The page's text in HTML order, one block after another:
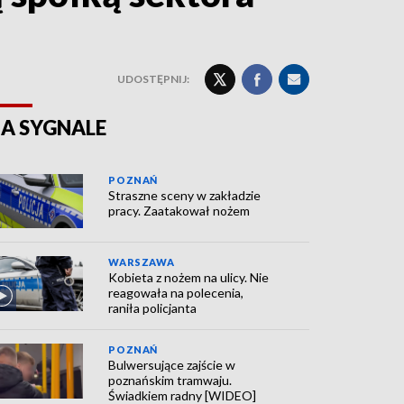
UDOSTĘPNIJ:
SYGNALE
POZNAŃ
Straszne sceny w zakładzie
pracy. Zaatakował nożem
WARSZAWA
Kobieta z nożem na ulicy. Nie
reagowała na polecenia,
raniła policjanta
POZNAŃ
Bulwersujące zajście w
poznańskim tramwaju.
Świadkiem radny [WIDEO]